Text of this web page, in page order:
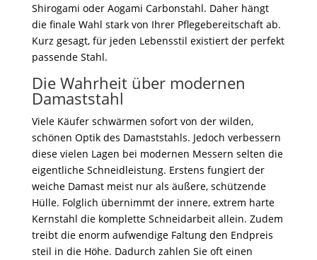
Shirogami oder Aogami Carbonstahl. Daher hängt
die finale Wahl stark von Ihrer Pflegebereitschaft ab.
Kurz gesagt, für jeden Lebensstil existiert der perfekt
passende Stahl.
Die Wahrheit über modernen
Damaststahl
Viele Käufer schwärmen sofort von der wilden,
schönen Optik des Damaststahls. Jedoch verbessern
diese vielen Lagen bei modernen Messern selten die
eigentliche Schneidleistung. Erstens fungiert der
weiche Damast meist nur als äußere, schützende
Hülle. Folglich übernimmt der innere, extrem harte
Kernstahl die komplette Schneidarbeit allein. Zudem
treibt die enorm aufwendige Faltung den Endpreis
steil in die Höhe. Dadurch zahlen Sie oft einen